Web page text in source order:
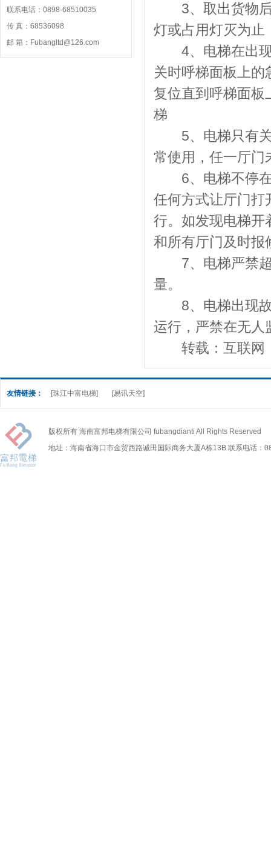
联系电话：0898-68510035
传 真：68536098
邮 箱：Fubangltd@126.com
3、取出货物后
灯或占用灯灭为止
4、电梯在出现
关时呼梯面板上
复位直到呼梯面板
梯
5、电梯只有关
常使用，任一厅门
6、电梯不停在
任何方式让厅门打
行。如发现电梯开
和所有厅门及时报
7、电梯严禁超
量。
8、电梯出现故
运行，严禁在无人
转载：互联网
友情链接： [珠江中富电梯] [易讯天空]
版权所有 海南富邦电梯有限公司 fubangdianti All Rights Reserved
地址：海南省海口市金贸西路诚田国际商务大厦A栋13B 联系电话